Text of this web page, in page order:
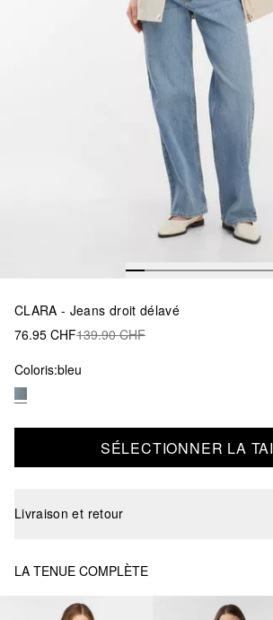
CLARA - Jeans droit délavé
76.95 CHF139.90 CHF
Coloris:bleu
SÉLECTIONNER LA
Livraison et retour
LA TENUE COMPLÈTE